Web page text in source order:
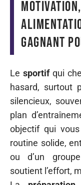
gagnant
Lesportifqui
hasard, surtout
silencieux,
plan
objectif qui
routine solide,
ou d’un
soutient l’effort,